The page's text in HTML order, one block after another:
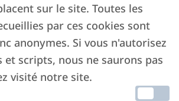
sur le site. Toutes les
par ces cookies sont
anonymes. Si vous n'autorisez
et scripts, nous ne saurons pas
visité notre site.